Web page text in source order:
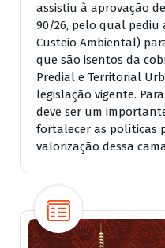
assistiu à aprovação
90/26, pelo qual pediu
Custeio Ambiental)
que são isentos da
Predial e Territorial
legislação vigente.
deve ser um
fortalecer as políticas
valorização dessa